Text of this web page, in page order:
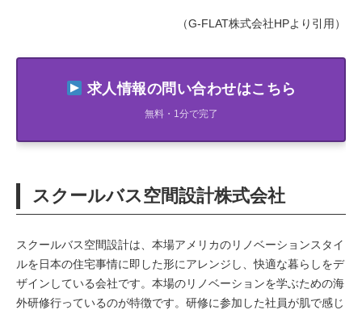
（G-FLAT株式会社HPより引用）
求人情報の問い合わせはこちら
無料・1分で完了
スクールバス空間設計株式会社
スクールバス空間設計は、本場アメリカのリノベーションスタイ
ルを日本の住宅事情に即した形にアレンジし、快適な暮らしをデ
ザインしている会社です。本場のリノベーションを学ぶための海
外研修行っているのが特徴です。研修に参加した社員が肌で感じ